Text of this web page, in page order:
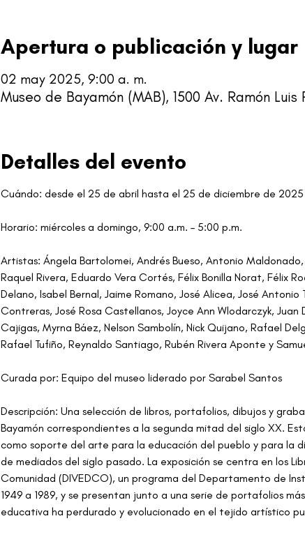
Apertura o publicación y lugar
02 may 2025, 9:00 a. m.
Museo de Bayamón (MAB), 1500 Av. Ramón
Detalles del evento
Cuándo: desde el 25 de abril hasta el 25 de diciembre de 2025
Horario: miércoles a domingo, 9:00 a.m. – 5:00 p.m.
Artistas: Ángela Bartolomei, Andrés Bueso, Antonio
Raquel Rivera, Eduardo Vera Cortés, Félix Bonilla Norat, Félix
Delano, Isabel Bernal, Jaime Romano, José Alicea, José
Contreras, José Rosa Castellanos, Joyce Ann Wlodarczyk, Juan
Cajigas, Myrna Báez, Nelson Sambolín, Nick Quijano, Rafael
Rafael Tufiño, Reynaldo Santiago, Rubén Rivera Aponte y
Curada por: Equipo del museo liderado por Sarabel Santos
Descripción: Una selección de libros, portafolios, dibujos y
Bayamón correspondientes a la segunda mitad del siglo XX.
como soporte del arte para la educación del pueblo y para la
de mediados del siglo pasado. La exposición se centra en los
Comunidad (DIVEDCO), un programa del Departamento de
1949 a 1989, y se presentan junto a una serie de portafolios
educativa ha perdurado y evolucionado en el tejido artístico